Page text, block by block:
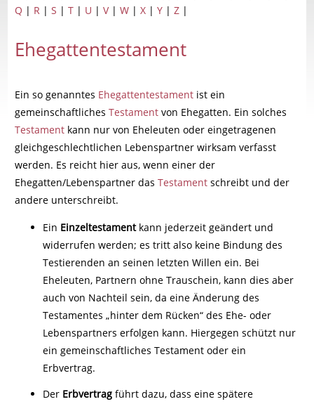
Q | R |S |T | U |V|W |X |Y |Z |
Ehegattentestament
Ein so genanntes Ehegattentestament ist ein
gemeinschaftlichesTestament von Ehegatten. Ein solches
Testament kann nur von Eheleuten oder eingetragenen
gleichgeschlechtlichen Lebenspartner wirksam verfasst
werden. Es reicht hier aus, wenn einer der
Ehegatten/Lebenspartner dasTestament schreibt und der
andere unterschreibt.
Ein Einzeltestamentkann jederzeit geändert und
widerrufen werden; es tritt also keine Bindung des
Testierenden an seinen letzten Willen ein. Bei
Eheleuten, Partnern ohne Trauschein, kann dies aber
auch von Nachteil sein, da eine Änderung des
Testamentes „hinter dem Rücken“ des Ehe- oder
Lebenspartners erfolgen kann. Hiergegen schützt nur
ein gemeinschaftliches Testament oder ein
Erbvertrag.
Der Erbvertrag führt dazu, dass eine spätere